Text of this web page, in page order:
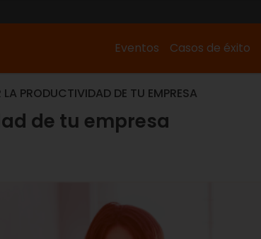
Eventos Casos de éxito
PRODUCTIVIDAD DE TU EMPRESA
de tu empresa